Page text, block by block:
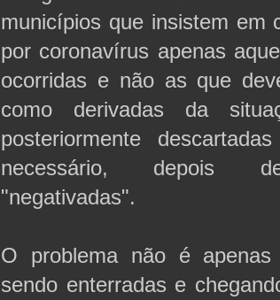
municípios que insistem em
por coronavírus apenas
ocorridas e não as que
como derivadas da
posteriormente
necessário, depois de
"negativadas".
O problema não é apenas
sendo enterradas e